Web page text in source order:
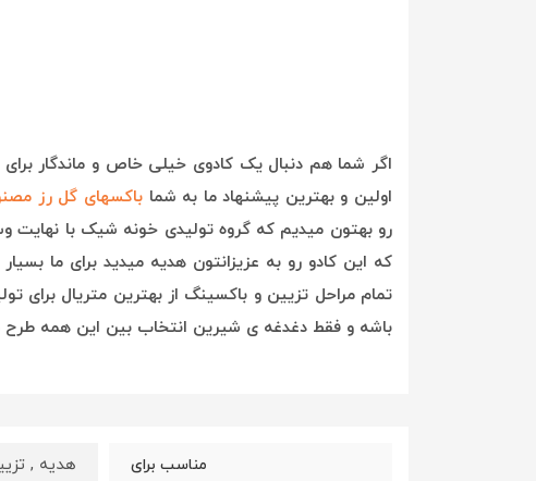
اگر شما هم دنبال یک کادوی خیلی خاص و ماندگار
اولین و بهترین پیشنهاد ما به شما باکسهای گل رز
رو بهتون میدیم که گروه تولیدی خونه شیک با
که این کادو رو به عزیزانتون هدیه میدید برای ما
تمام مراحل تزیین و باکسینگ از بهترین متریال برای
باشه و فقط دغدغه ی شیرین انتخاب بین این همه طرح
مناسب برای هدیه ,